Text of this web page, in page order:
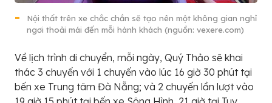
Nội thất trên xe chắc chắn sẽ tạo nên một không gian nghỉ
ngơi thoải mái đến mỗi hành khách (nguồn: vexere.com)
Về lịch trình di chuyển, mỗi ngày, Quý Thảo sẽ khai
thác 3 chuyến với 1 chuyến vào lúc 16 giờ 30 phút tại
bến xe Trung tâm Đà Nẵng; và 2 chuyến lần lượt vào